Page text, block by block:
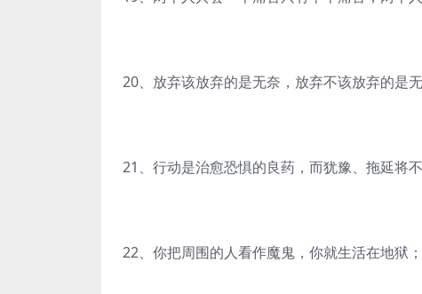
20、放弃该放弃的是无奈，放弃不该放弃的是
21、行动是治愈恐惧的良药，而犹豫、拖延将不
22、你把周围的人看作魔鬼，你就生活在地狱